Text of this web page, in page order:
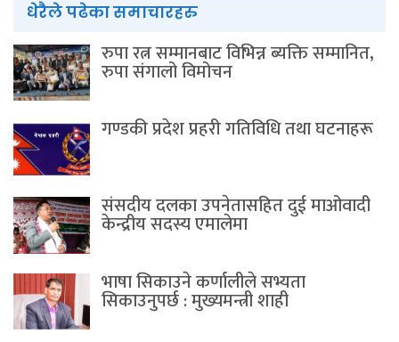
धेरैले पढेका समाचारहरु
रुपा रत्न सम्मानबाट विभिन्न ब्यक्ति सम्मानित,
रुपा संगालो विमोचन
गण्डकी प्रदेश प्रहरी गतिविधि तथा घटनाहरू
संसदीय दलका उपनेतासहित दुई माओवादी
केन्द्रीय सदस्य एमालेमा
भाषा सिकाउने कर्णालीले सभ्यता
सिकाउनुपर्छ : मुख्यमन्त्री शाही